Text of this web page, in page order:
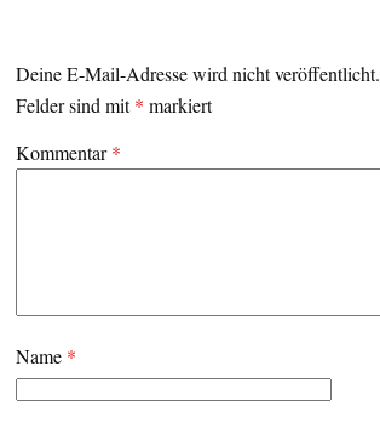
Deine E-Mail-Adresse wird nicht veröffentlicht.
Felder sind mit* markiert
Kommentar*
Name *